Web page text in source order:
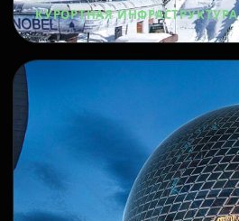
КУРОРТНАЯ ИНФРАСТРУКТУРА